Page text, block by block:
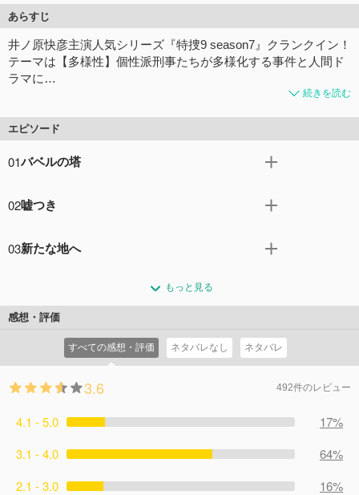
あらすじ
井ノ原快彦主演人気シリーズ『特捜9 season7』クランクイン！
テーマは【多様性】個性派刑事たちが多様化する事件と人間ド
ラマに…
続きを読む
エピソード
01バベルの塔
様替えについて話し合うも、意見がバラバラで打合せは大
場の低層マンションに急行する。早朝、マンション内で大
ところ、中庭で管理人・林田浩二が頭から血を流して死ん
り、鉢と頭部の傷は合致したが、自分でぶつかったのか、
た。 特捜班は、直樹と新藤亮（山田裕貴）、村瀬志保（羽
田美智子）と高尾由真（深川麻衣）、青柳靖（吹越満）と
矢沢英明（田口浩正）の３チームに分かれて住民への聞き
める。ところが、現場のマンションは間取りや家賃がバラ
営者、クラブ勤務、求職者など仕事や生活ぶりはさまざま
６人はそれぞれ異なる住人に疑いの目を向けて…!?
02嘘つき
の小宮山志保（羽田美智子）を誘って、高校時代の親友・
た。麻里佳と開店前に待ち合わせして店に入ったところ、
麻里佳の共同経営者で調理を担当する藤沢睦美（宮﨑香
蓮）が厨房で刺殺されているのが見つかる。麻里佳やアル
バイトの熊井寛人（草野大成）によると、睦美は事件の
夜、ひとりで店に残っていたらしい。 臨場した特捜班の主
ていたような形になっているのが気にかかる。また、カフ
以前、よく店を訪れていた元常連客の長谷渉（長谷川ティ
ティ）だとわかるが…。 そんな中、睦美はフードコンサル
ティング会社の社員・樽谷宏（見津賢）と最近、トラブル
になっていたことも発覚する。樽谷と彼の上司・小林沙織
03新たな地へ
衣）、捜査支援分析センターの分析官・三ツ矢翔平（向井
康二）の若手３人は、出先で事件に遭遇する。雑居ビル内
裕一（天野浩成）が刺殺体となって見つかったのだ。折し
も、特捜班主任・浅輪直樹（井ノ原快彦）は休暇を取得
し、妻・倫子（中越典子）と旅行中…。３人は直樹がいな
初動捜査を開始する。 新藤たちが第一発見者の編集者・星
ルスペースではその日、デジタルコミック誌へと異動にな
とわかる。送別会は午後６時からなのにもかかわらず、星
もっと見る
感想・評価
すべての感想・評価 ネタバレなし ネタバレ
3.6 492件のレビュー
4.1 - 5.0
17%
3.1 - 4.0
64%
2.1 - 3.0
16%